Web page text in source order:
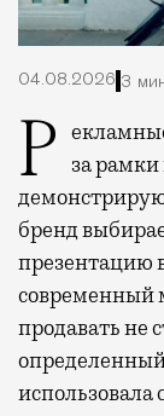
04.08.2026 3
Рекламные кампании техники редко выходят
за
бренд
презентацию
современный
продавать не
использовала